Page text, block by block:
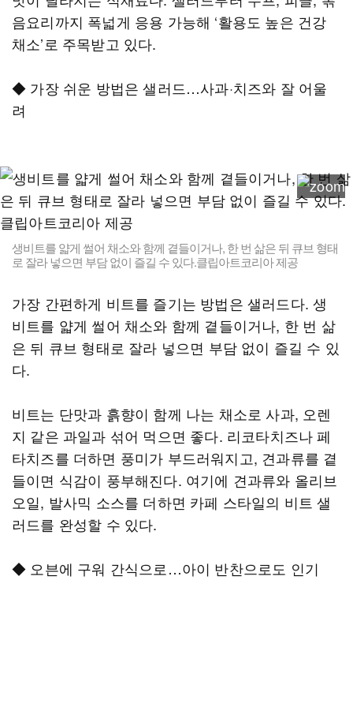
음요리까지 폭넓게 응용 가능해 ‘활용도 높은 건강
채소’로 주목받고 있다.
◆ 가장 쉬운 방법은 샐러드…사과·치즈와 잘 어울
려
생비트를 얇게 썰어 채소와 함께 곁들이거나, 한 번 삶은 뒤 큐브 형태
로 잘라 넣으면 부담 없이 즐길 수 있다.클립아트코리아 제공
가장 간편하게 비트를 즐기는 방법은 샐러드다. 생
비트를 얇게 썰어 채소와 함께 곁들이거나, 한 번 삶
은 뒤 큐브 형태로 잘라 넣으면 부담 없이 즐길 수 있
다.
비트는 단맛과 흙향이 함께 나는 채소로 사과, 오렌
지 같은 과일과 섞어 먹으면 좋다. 리코타치즈나 페
타치즈를 더하면 풍미가 부드러워지고, 견과류를 곁
들이면 식감이 풍부해진다. 여기에 견과류와 올리브
오일, 발사믹 소스를 더하면 카페 스타일의 비트 샐
러드를 완성할 수 있다.
◆ 오븐에 구워 간식으로…아이 반찬으로도 인기